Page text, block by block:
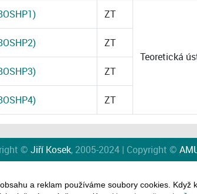
ZT
Teoretická
ZT
ZT
ZT
© Jiří Kosek, 2005-2024 | Copyright ©
a reklam používáme soubory cookies. Když